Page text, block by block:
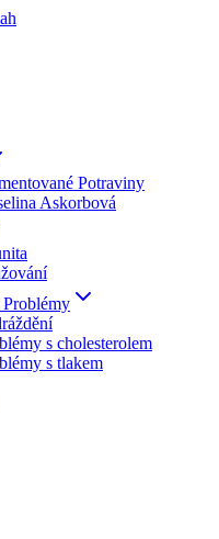
Potraviny
Askorbová
s cholesterolem
s tlakem